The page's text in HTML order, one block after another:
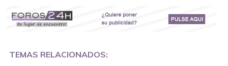
怎么办551190476找工作没有文凭怎么办,怎么办理本
科/研究生文凭551190476如何办理本科/硕士毕业证
551190476国外大学文凭可以打工作吗551190476怎
TEMAS RELACIONADOS: